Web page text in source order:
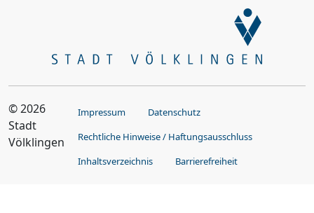
© 2026
Stadt
Völklingen
Impressum
Datenschutz
Rechtliche Hinweise / Haftungsausschluss
Inhaltsverzeichnis
Barrierefreiheit